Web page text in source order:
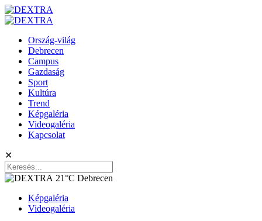
Ország-világ
Debrecen
Campus
Gazdaság
Sport
Kultúra
Trend
Képgaléria
Videogaléria
Kapcsolat
✕
21°C Debrecen
Képgaléria
Videogaléria